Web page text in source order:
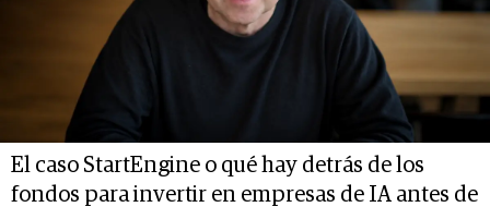
El caso StartEngine o qué hay detrás de los
fondos para invertir en empresas de IA antes de